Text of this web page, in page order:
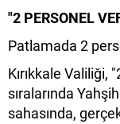
"2 PERSONEL
Patlamada 2
Kırıkkale
sıralarında
sahasında,